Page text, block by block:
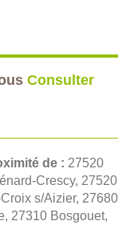
Consulter
de : 27520
Crescy, 27520
s/Aizier, 27680
27310 Bosgouet,